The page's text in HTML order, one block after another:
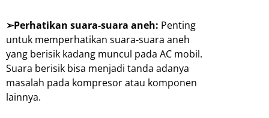
➢Perhatikan suara-suara aneh: Penting
untuk memperhatikan suara-suara aneh
yang berisik kadang muncul pada AC mobil.
Suara berisik bisa menjadi tanda adanya
masalah pada kompresor atau komponen
lainnya.